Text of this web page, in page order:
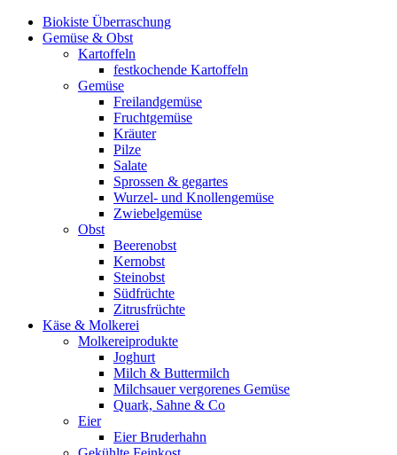
Biokiste Überraschung
Gemüse & Obst
Kartoffeln
festkochende Kartoffeln
Gemüse
Freilandgemüse
Fruchtgemüse
Kräuter
Pilze
Salate
Sprossen & gegartes
Wurzel- und Knollengemüse
Zwiebelgemüse
Obst
Beerenobst
Kernobst
Steinobst
Südfrüchte
Zitrusfrüchte
Käse & Molkerei
Molkereiprodukte
Joghurt
Milch & Buttermilch
Milchsauer vergorenes Gemüse
Quark, Sahne & Co
Eier
Eier Bruderhahn